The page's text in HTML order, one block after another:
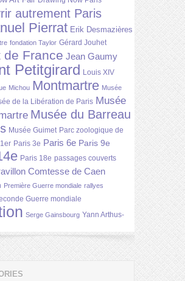
autrement Paris
Pierrat Erik Desmazières
fondation Taylor Gérard Jouhet
de France Jean Gaumy
Petitgirard Louis XIV
Michou Montmartre Musée
de la Libération de Paris Musée
Musée du Barreau
Musée Guimet Parc zoologique de
Paris 3e Paris 6e Paris 9e
Paris 18e passages couverts
Comtesse de Caen
Première Guerre mondiale rallyes
Guerre mondiale
Serge Gainsbourg Yann Arthus-